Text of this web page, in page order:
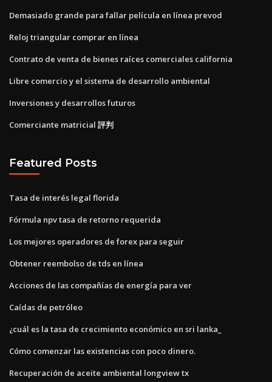
Demasiado grande para fallar película en línea prevod
Reloj triangular comprar en línea
Contrato de venta de bienes raíces comerciales california
Libre comercio y el sistema de desarrollo ambiental
Inversiones y desarrollos futuros
Comerciante matricial 評判
Featured Posts
Tasa de interés legal florida
Fórmula npv tasa de retorno requerida
Los mejores operadores de forex para seguir
Obtener reembolso de tds en línea
Acciones de las compañías de energía para ver
Caídas de petróleo
¿cuál es la tasa de crecimiento económico en sri lanka_
Cómo comenzar las existencias con poco dinero.
Recuperación de aceite ambiental longview tx